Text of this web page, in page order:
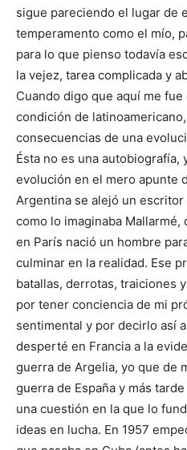
sigue pareciendo el lugar de
temperamento como el mío,
para lo que pienso todavía
la vejez, tarea complicada y
Cuando digo que aquí me
condición de
consecuencias de una
Ésta no es una
evolución en el mero apunte
Argentina se alejó un
como lo imaginaba
en París nació un hombre
culminar en la realidad. Ese
batallas, derrotas, traiciones
por tener conciencia de mi
sentimental y por decirlo así
desperté en Francia a la
guerra de Argelia, yo que de
guerra de España y más
una cuestión en la que lo
ideas en lucha. En 1957